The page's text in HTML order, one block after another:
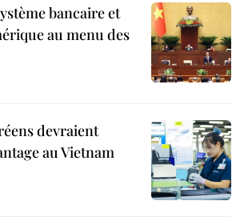
bancaire et
au menu des
devraient
au Vietnam